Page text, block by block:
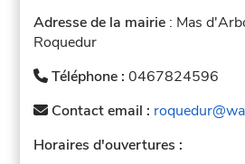
Adresse de la mairie : Mas
Roquedur
Téléphone :0467824596
Contact email :
Horaires d'ouvertures :